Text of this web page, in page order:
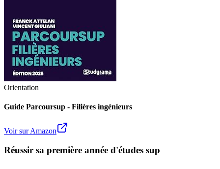
Orientation
Guide Parcoursup - Filières ingénieurs
Voir sur Amazon
Réussir sa première année d'études sup